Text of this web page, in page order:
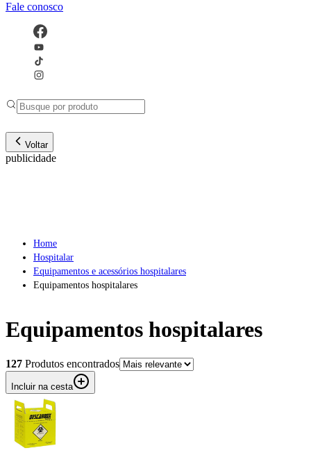
Fale conosco
Voltar
publicidade
Home
Hospitalar
Equipamentos e acessórios hospitalares
Equipamentos hospitalares
Equipamentos hospitalares
127 Produtos encontrados
Incluir na cesta